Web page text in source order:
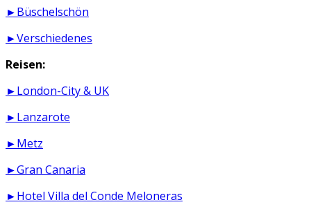
►Büschelschön
►Verschiedenes
Reisen:
►London-City & UK
►Lanzarote
►Metz
►Gran Canaria
►Hotel Villa del Conde Meloneras